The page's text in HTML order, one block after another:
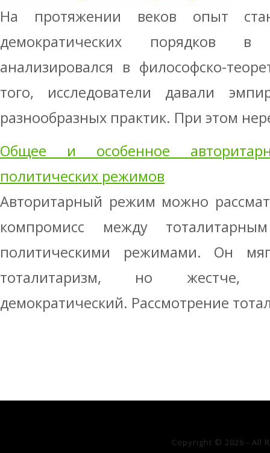
На протяжении веков опыт
демократических порядков в
анализировался в философско-
того, исследователи давали
разнообразных практик. При этом
Общее и особенное
политических режимов
Авторитарный режим можно
компромисс между
политическими режимами. Он
тоталитаризм, но жестче,
демократический. Рассмотрение
Copyright © 2026 - All